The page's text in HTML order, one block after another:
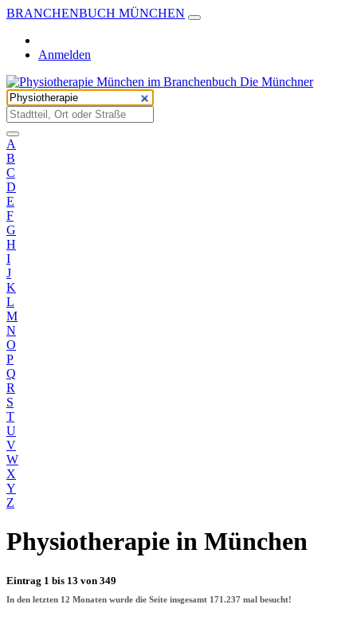
BRANCHENBUCH MÜNCHEN
Anmelden
A
B
C
D
E
F
G
H
I
J
K
L
M
N
O
P
Q
R
S
T
U
V
W
X
Y
Z
Physiotherapie in München
Eintrag 1 bis 13 von 349
In den letzten 12 Monaten wurde die Seite insgesamt 171.237 mal besucht!